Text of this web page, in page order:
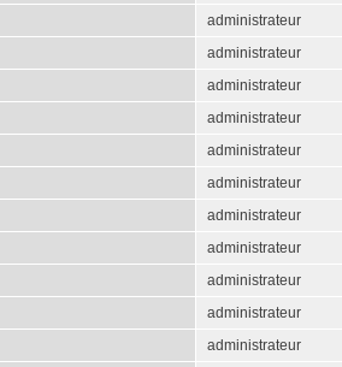
administrateur
administrateur
administrateur
administrateur
administrateur
administrateur
administrateur
administrateur
administrateur
administrateur
administrateur